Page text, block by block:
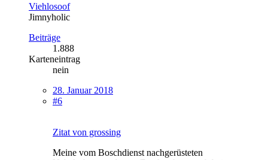
Viehlosoof
Jimnyholic
Beiträge
1.888
Karteneintrag
nein
28. Januar 2018
#6
Zitat von grossing
Meine vom Boschdienst nachgerüsteten